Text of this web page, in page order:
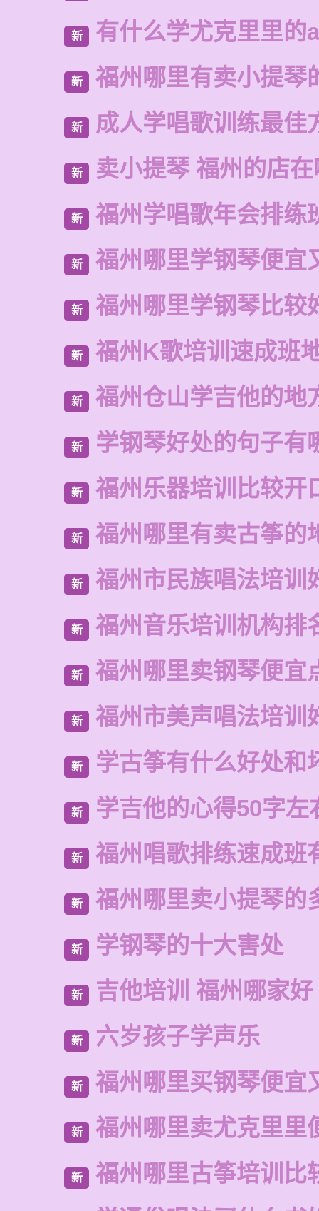
新 有什么学尤克里里的
新 福州哪里有卖小提琴
新 成人学唱歌训练最佳
新 卖小提琴 福州的店
新 福州学唱歌年会排练
新 福州哪里学钢琴便宜
新 福州哪里学钢琴比较
新 福州K歌培训速成班
新 福州仓山学吉他的地
新 学钢琴好处的句子有
新 福州乐器培训比较开
新 福州哪里有卖古筝的
新 福州市民族唱法培训
新 福州音乐培训机构排
新 福州哪里卖钢琴便宜
新 福州市美声唱法培训
新 学古筝有什么好处和
新 学吉他的心得50字左
新 福州唱歌排练速成班
新 福州哪里卖小提琴的
新 学钢琴的十大害处
新 吉他培训 福州哪家好
新 六岁孩子学声乐
新 福州哪里买钢琴便宜
新 福州哪里卖尤克里里
新
福州哪里古筝培训比